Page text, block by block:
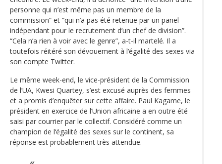
personne qui n’est même pas un membre de la
commission” et “qui n’a pas été retenue par un panel
indépendant pour le recrutement d’un chef de division”.
“Cela n’a rien à voir avec le genre”, a-t-il martelé. Il a
toutefois réitéré son dévouement à l‘égalité des sexes via
son compte Twitter.
Le même week-end, le vice-président de la Commission
de l’UA, Kwesi Quartey, s’est excusé auprès des femmes
et a promis d’enquêter sur cette affaire. Paul Kagame, le
président en exercice de l’Union africaine a en outre été
saisi par courrier par le collectif. Considéré comme un
champion de l‘égalité des sexes sur le continent, sa
réponse est probablement très attendue.